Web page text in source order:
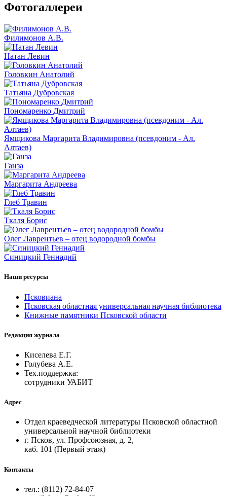
Фотогаллереи
Филимонов А.В.
Натан Левин
Головкин Анатолий
Татьяна Дубровская
Пономаренко Дмитрий
Ямщикова Маргарита Владимировна (псевдоним - Ал.
Алтаев)
Ганза
Маргарита Андреева
Глеб Травин
Ткаля Борис
Олег Лаврентьев – отец водородной бомбы
Синицкий Геннадий
Наши ресурсы
Псковиана
Псковская областная универсальная научная библиотека
Книжные памятники Псковской области
Редакция журнала
Киселева Е.Г.
Голубева А.Е.
Тех.поддержка:
сотрудники УАБИТ
Адрес
Отдел краеведческой литературы Псковской областной
универсальной научной библиотеки
г. Псков, ул. Профсоюзная, д. 2,
каб. 101 (Первый этаж)
Контакты
тел.: (8112) 72-84-07